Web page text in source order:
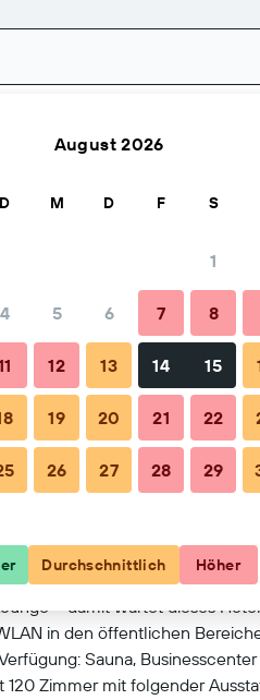
Tipps & häufige Fragen
– damit wartet dieses
in den öffentlichen
Sauna,
Zimmer mit folgender
August 2026
D M D F S
1
4 5 6 7 8
12 13 14 15
19 20 21 22
26 27 28 29
Durchschnittlich Höher